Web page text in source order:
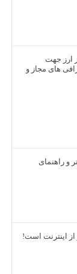
ارز جهت
های مجاز و
و راهنمای
اینترنت است!